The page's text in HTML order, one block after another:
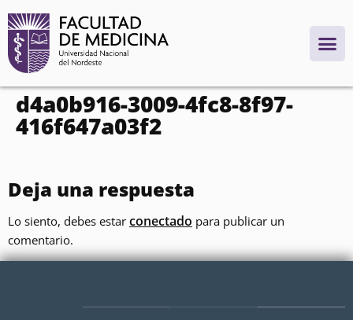
contenido
d4a0b916-3009-4fc8-8f97-
416f647a03f2
Deja una respuesta
Lo siento, debes estar conectado para publicar un
comentario.